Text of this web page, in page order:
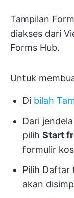
Tampilan
diakses dari
Forms Hub.
Untuk
Di bilah
Dari
pilih Start
formulir
Pilih Daftar
akan